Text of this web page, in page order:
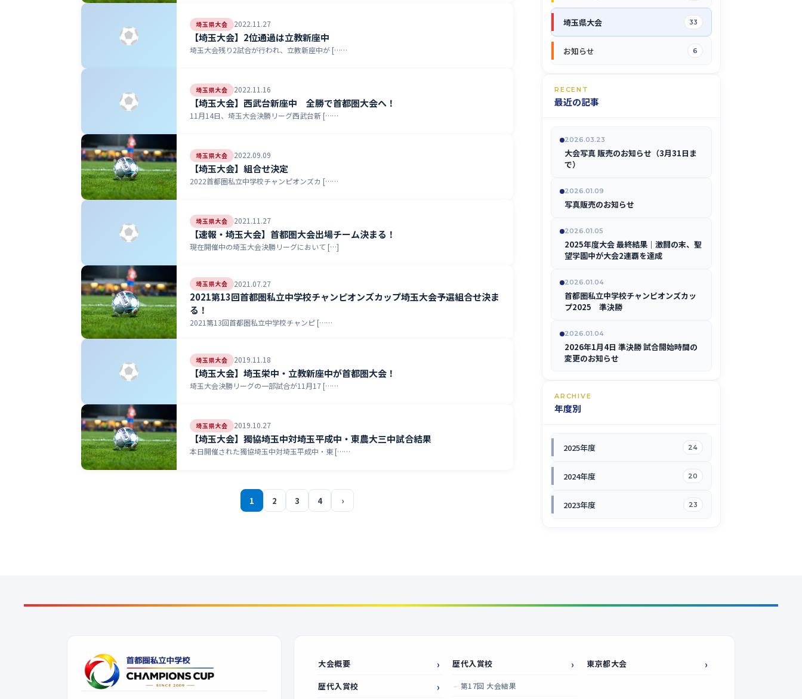
埼玉県大会 2022.11.27
【埼玉大会】2位通過は立教新座中
埼玉大会残り2試合が行われ、立教新座中が [……
埼玉県大会 2022.11.16
【埼玉大会】西武台新座中 全勝で首都圏大会へ！
11月14日、埼玉大会決勝リーグ西武台新 [……
埼玉県大会 2022.09.09
【埼玉大会】組合せ決定
2022首都圏私立中学校チャンピオンズカ [……
埼玉県大会 2021.11.27
【速報・埼玉大会】首都圏大会出場チーム決まる！
現在開催中の埼玉大会決勝リーグにおいて […]
埼玉県大会 2021.07.27
2021第13回首都圏私立中学校チャンピオンズカップ埼玉大会予選組合せ決ま
る！
2021第13回首都圏私立中学校チャンピ [……
埼玉県大会 2019.11.18
【埼玉大会】埼玉栄中・立教新座中が首都圏大会！
埼玉大会決勝リーグの一部試合が11月17 [……
埼玉県大会 2019.10.27
【埼玉大会】獨協埼玉中対埼玉平成中・東農大三中試合結果
本日開催された獨協埼玉中対埼玉平成中・東 [……
1 2 3 4 ›
埼玉県大会 33
お知らせ 6
RECENT
最近の記事
2026.03.23
大会写真 販売のお知らせ（3月31日ま
で）
2026.01.09
写真販売のお知らせ
2026.01.05
2025年度大会 最終結果｜激闘の末、聖
望学園中が大会2連覇を達成
2026.01.04
首都圏私立中学校チャンピオンズカッ
プ2025 準決勝
2026.01.04
2026年1月4日 準決勝 試合開始時間の
変更のお知らせ
ARCHIVE
年度別
2025年度 24
2024年度 20
2023年度 23
大会概要
歴代入賞校
歴代入賞校
第17回 大会結果
東京都大会